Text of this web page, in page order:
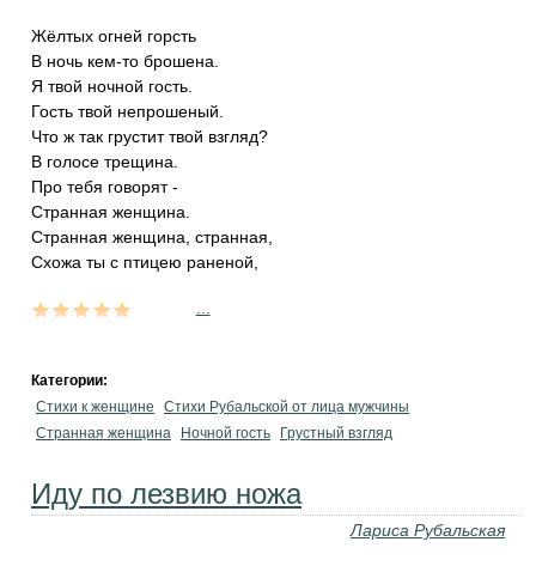
Жёлтых огней горсть
В ночь кем-то брошена.
Я твой ночной гость.
Гость твой непрошеный.
Что ж так грустит твой взгляд?
В голосе трещина.
Про тебя говорят -
Странная женщина.
Странная женщина, странная,
Схожа ты с птицею раненой,
Категории:
Стихи к женщине
Стихи Рубальской от лица мужчины
Странная женщина
Ночной гость Грустный взгляд
Иду по лезвию ножа
Лариса Рубальская